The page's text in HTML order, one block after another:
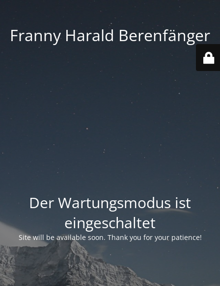
Franny Harald Berenfänger
Der Wartungsmodus ist
eingeschaltet
Site will be available soon. Thank you for your patience!